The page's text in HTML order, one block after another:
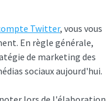
Twitter, vous vous
En règle générale,
de marketing des
sociaux aujourd'hui.